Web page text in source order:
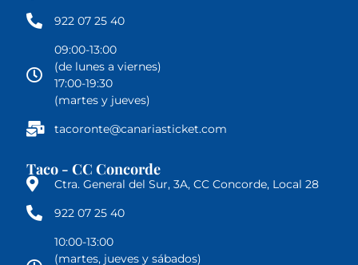
922 07 25 40
09:00-13:00
(de lunes a viernes)
17:00-19:30
(martes y jueves)
tacoronte@canariasticket.com
Taco - CC Concorde
Ctra. General del Sur, 3A, CC Concorde, Local 28
922 07 25 40
10:00-13:00
(martes, jueves y sábados)